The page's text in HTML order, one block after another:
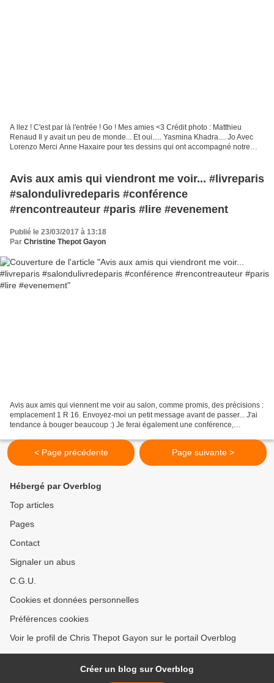
A llez ! C'est par là l'entrée ! Go ! Mes amies <3 Crédit photo : Matthieu
Renaud Il y avait un peu de monde... Et oui..... Yasmina Khadra.... Jo Avec
Lorenzo Merci Anne Haxaire pour tes dessins qui ont accompagné notre
Avis aux amis qui viendront me voir... #livreparis
#salondulivredeparis #conférence
#rencontreauteur #paris #lire #evenement
Publié le 23/03/2017 à 13:18
Par Christine Thepot Gayon
Avis aux amis qui viennent me voir au salon, comme promis, des précisions :
emplacement 1 R 16. Envoyez-moi un petit message avant de passer... J'ai
tendance à bouger beaucoup :) Je ferai également une conférence,
< Page précédente Page suivante >
Hébergé par Overblog
Top articles
Pages
Contact
Signaler un abus
C.G.U.
Cookies et données personnelles
Préférences cookies
Voir le profil de Chris Thepot Gayon sur le portail Overblog
Créer un blog sur Overblog